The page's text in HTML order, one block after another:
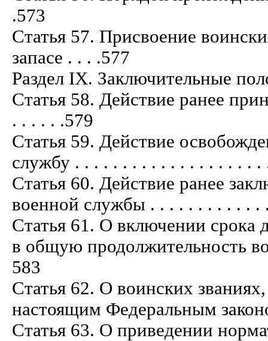
.573
Статья 57. Присвоение
запасе . . . .577
Раздел IX. Заключительные
Статья 58. Действие ранее
. . . . . .579
Статья 59. Действие
службу . . . . . . . . . . . . . . . . . . .
Статья 60. Действие ранее
военной службы . . . . . . . . . . . .
Статья 61. О включении срока
в общую продолжительность
583
Статья 62. О воинских
настоящим Федеральным
Статья 63. О приведении